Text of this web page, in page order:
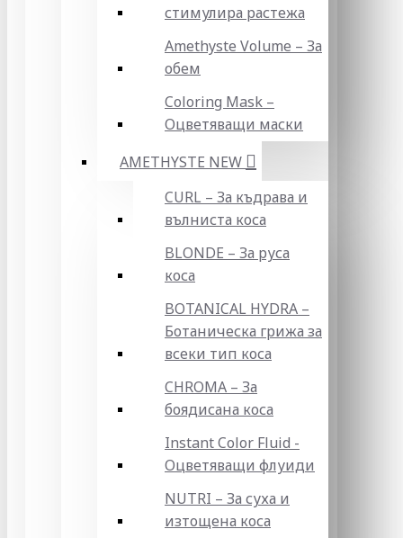
стимулира растежа
Amethyste Volume – За
обем
Coloring Mask –
Оцветяващи маски
AMETHYSTE NEW
CURL – За къдрава и
вълниста коса
BLONDE – За руса
коса
BOTANICAL HYDRA –
Ботаническа грижа за
всеки тип коса
CHROMA – За
боядисана коса
Instant Color Fluid -
Оцветяващи флуиди
NUTRI – За суха и
изтощена коса